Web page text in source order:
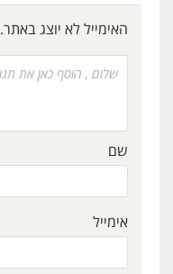
האימייל לא יוצג באתר.
שם
אימייל